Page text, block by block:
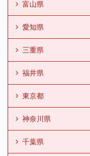
富山県
愛知県
三重県
福井県
東京都
神奈川県
千葉県